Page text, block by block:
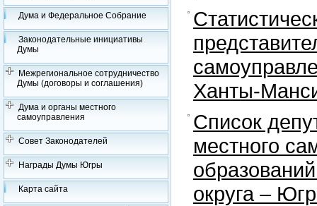
Дума и Федеральное Собрание
Законодательные инициативы
Думы
Межрегиональное сотрудничество
Думы (договоры и соглашения)
Дума и органы местного
самоуправления
Совет Законодателей
Награды Думы Югры
Карта сайта
Ханты-
Список
местного
округа –